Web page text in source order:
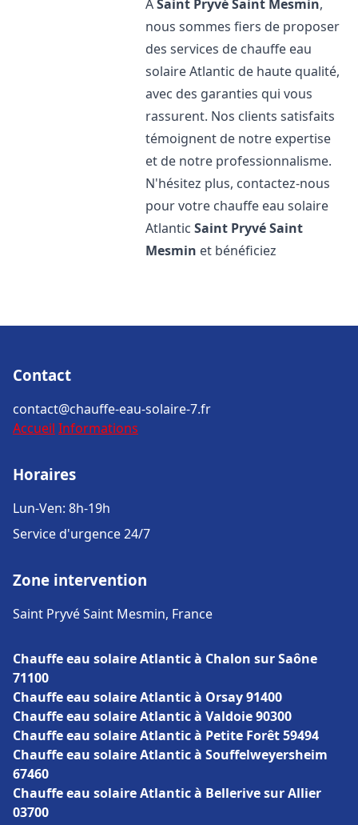
ÀSaint Pryvé Saint Mesmin,
nous sommes fiers de proposer
des services de chauffe eau
solaire Atlantic de haute qualité,
avec des garanties qui vous
rassurent. Nos clients satisfaits
témoignent de notre expertise
et de notre professionnalisme.
N'hésitez plus, contactez-nous
pour votre chauffe eau solaire
AtlanticSaint Pryvé Saint
Mesmin et bénéficiez
Contact
contact@chauffe-eau-solaire-7.fr
Accueil Informations
Horaires
Lun-Ven: 8h-19h
Service d'urgence 24/7
Zone intervention
Saint Pryvé Saint Mesmin, France
Chauffe eau solaire Atlantic à Chalon sur Saône
71100
Chauffe eau solaire Atlantic à Orsay 91400
Chauffe eau solaire Atlantic à Valdoie 90300
Chauffe eau solaire Atlantic à Petite Forêt 59494
Chauffe eau solaire Atlantic à Souffelweyersheim
67460
Chauffe eau solaire Atlantic à Bellerive sur Allier
03700